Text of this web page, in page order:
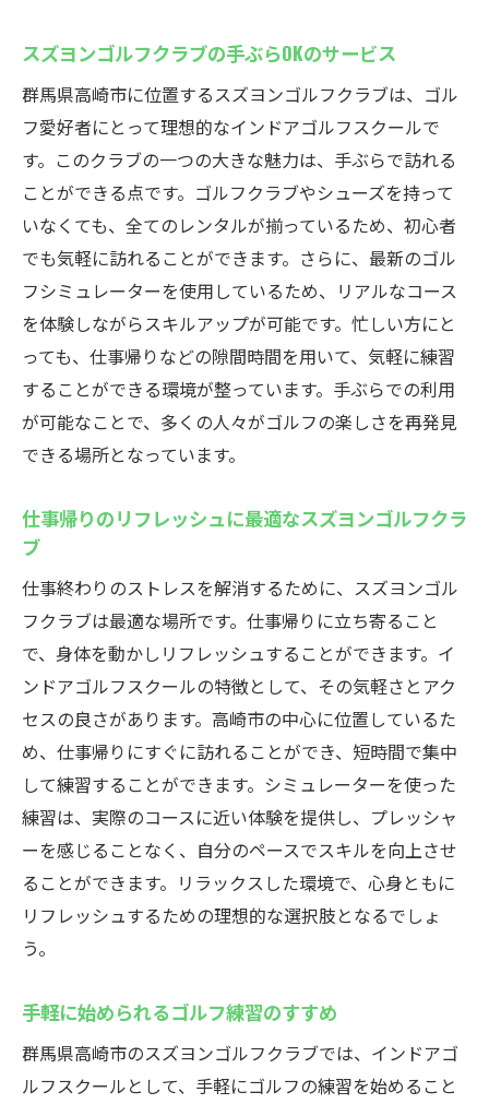
スズヨンゴルフクラブの手ぶらOKのサービス
群馬県高崎市に位置するスズヨンゴルフクラブは、ゴル
フ愛好者にとって理想的なインドアゴルフスクールで
す。このクラブの一つの大きな魅力は、手ぶらで訪れる
ことができる点です。ゴルフクラブやシューズを持って
いなくても、全てのレンタルが揃っているため、初心者
でも気軽に訪れることができます。さらに、最新のゴル
フシミュレーターを使用しているため、リアルなコース
を体験しながらスキルアップが可能です。忙しい方にと
っても、仕事帰りなどの隙間時間を用いて、気軽に練習
することができる環境が整っています。手ぶらでの利用
が可能なことで、多くの人々がゴルフの楽しさを再発見
できる場所となっています。
仕事帰りのリフレッシュに最適なスズヨンゴルフクラ
ブ
仕事終わりのストレスを解消するために、スズヨンゴル
フクラブは最適な場所です。仕事帰りに立ち寄ること
で、身体を動かしリフレッシュすることができます。イ
ンドアゴルフスクールの特徴として、その気軽さとアク
セスの良さがあります。高崎市の中心に位置しているた
め、仕事帰りにすぐに訪れることができ、短時間で集中
して練習することができます。シミュレーターを使った
練習は、実際のコースに近い体験を提供し、プレッシャ
ーを感じることなく、自分のペースでスキルを向上させ
ることができます。リラックスした環境で、心身ともに
リフレッシュするための理想的な選択肢となるでしょ
う。
手軽に始められるゴルフ練習のすすめ
群馬県高崎市のスズヨンゴルフクラブでは、インドアゴ
ルフスクールとして、手軽にゴルフの練習を始めること